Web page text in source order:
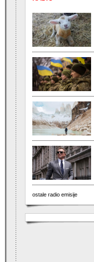
ostale radio emisije